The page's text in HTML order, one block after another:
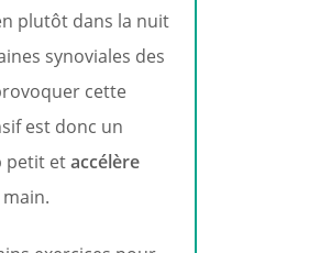
plutôt dans la nuit
synoviales des
cette
est donc un
petit etaccélère